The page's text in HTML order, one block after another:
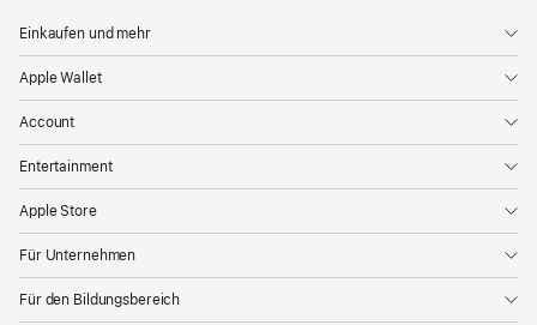
Einkaufen und mehr
Apple Wallet
Account
Entertainment
Apple Store
Für Unternehmen
Für den Bildungsbereich